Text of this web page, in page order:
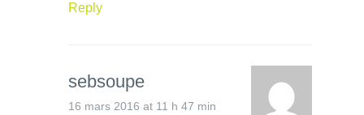
Reply
sebsoupe
16 mars 2016 at 11 h 47 min